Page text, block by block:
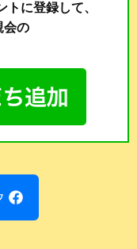
トに登録して、
会の